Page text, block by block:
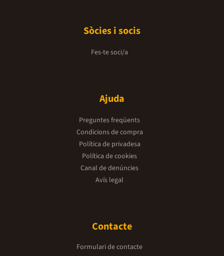
Sòcies i socis
Fes-te soci/a
Ajuda
Preguntes freqüents
Condicions de compra
Política de privadesa
Política de cookies
Canal de denúncies
Avís legal
Contacte
Formulari de contacte